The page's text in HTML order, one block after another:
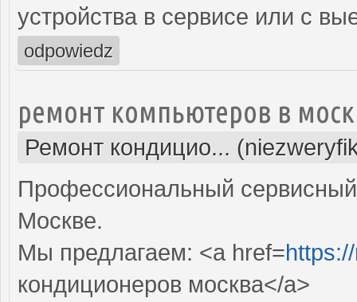
устройства в сервисе или с
odpowiedz
ремонт компьютеров в
Ремонт кондицио...
Профессиональный
Москве.
Мы предлагаем: <a href=
кондиционеров москва</a>